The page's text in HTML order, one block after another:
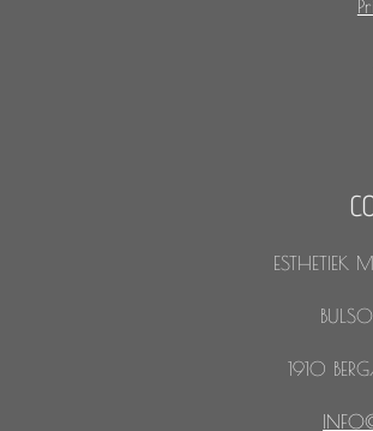
ESTHETIEK
1910